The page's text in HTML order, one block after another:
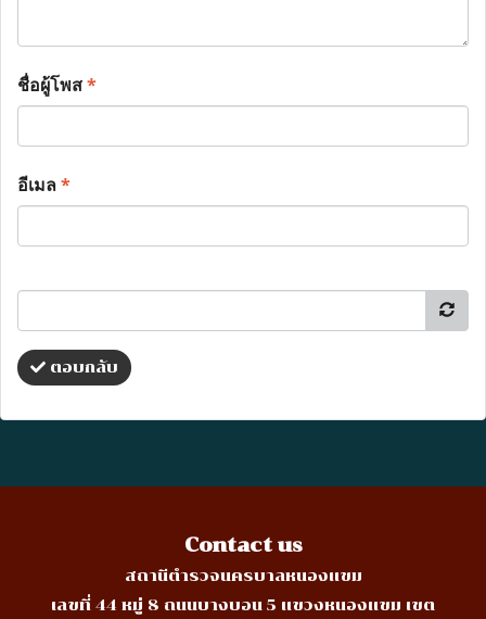
ชื่อผู้โพส*
อีเมล*
ตอบกลับ
Contact us
สถานีตำรวจนครบาลหนองแขม
เลขที่ 44 หมู่ 8 ถนนบางบอน 5 แขวงหนองแขม เขต